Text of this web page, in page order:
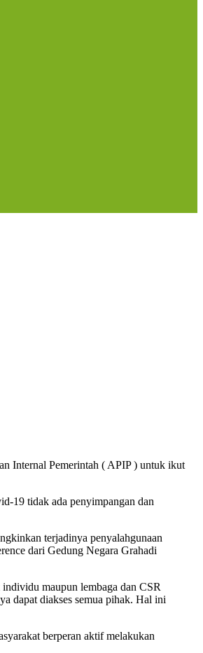
Internal Pemerintah ( APIP ) untuk ikut
19 tidak ada penyimpangan dan
terjadinya penyalahgunaan
dari Gedung Negara Grahadi
maupun lembaga dan CSR
dapat diakses semua pihak. Hal ini
berperan aktif melakukan